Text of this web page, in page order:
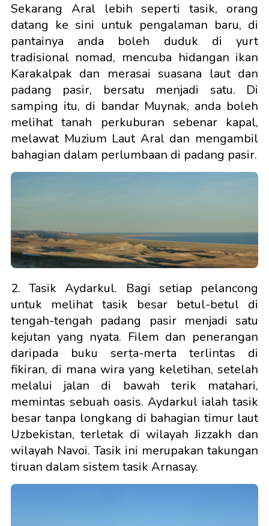
Sekarang Aral lebih seperti tasik, orang
datang ke sini untuk pengalaman baru, di
pantainya anda boleh duduk di yurt
tradisional nomad, mencuba hidangan ikan
Karakalpak dan merasai suasana laut dan
padang pasir, bersatu menjadi satu. Di
samping itu, di bandar Muynak, anda boleh
melihat tanah perkuburan sebenar kapal,
melawat Muzium Laut Aral dan mengambil
bahagian dalam perlumbaan di padang pasir.
2. Tasik Aydarkul. Bagi setiap pelancong
untuk melihat tasik besar betul-betul di
tengah-tengah padang pasir menjadi satu
kejutan yang nyata. Filem dan penerangan
daripada buku serta-merta terlintas di
fikiran, di mana wira yang keletihan, setelah
melalui jalan di bawah terik matahari,
memintas sebuah oasis. Aydarkul ialah tasik
besar tanpa longkang di bahagian timur laut
Uzbekistan, terletak di wilayah Jizzakh dan
wilayah Navoi. Tasik ini merupakan takungan
tiruan dalam sistem tasik Arnasay.